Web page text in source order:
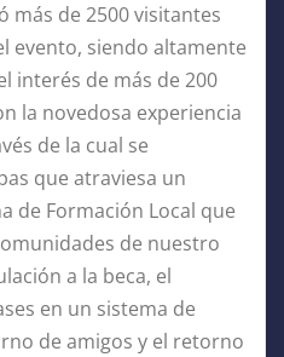
más de 2500 visitantes
evento, siendo altamente
interés de más de 200
la novedosa experiencia
de la cual se
que atraviesa un
de Formación Local que
de nuestro
a la beca, el
en un sistema de
de amigos y el retorno